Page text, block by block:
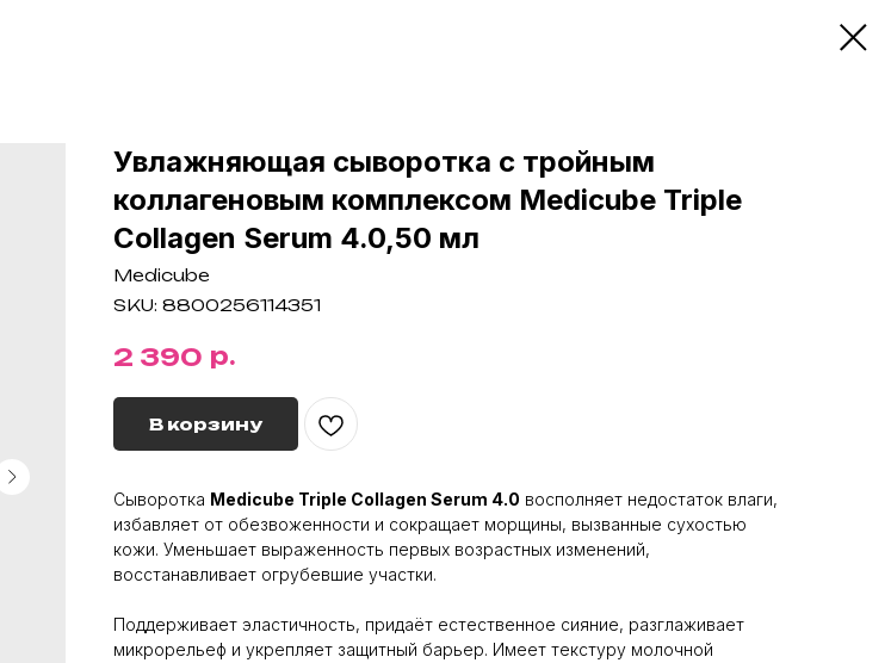
Увлажняющая сыворотка с тройным
коллагеновым комплексом Medicube Triple
Collagen Serum 4.0,50 мл
Medicube
SKU: 8800256114351
2 390 р.
В корзину
Сыворотка Medicube Triple Collagen Serum 4.0 восполняет недостаток влаги,
избавляет от обезвоженности и сокращает морщины, вызванные сухостью
кожи. Уменьшает выраженность первых возрастных изменений,
восстанавливает огрубевшие участки.
Поддерживает эластичность, придаёт естественное сияние, разглаживает
микрорельеф и укрепляет защитный барьер. Имеет текстуру молочной